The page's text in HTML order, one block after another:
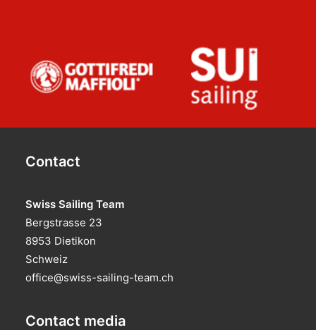
Contact
Swiss Sailing Team
Bergstrasse 23
8953 Dietikon
Schweiz
office@swiss-sailing-team.ch
Contact media